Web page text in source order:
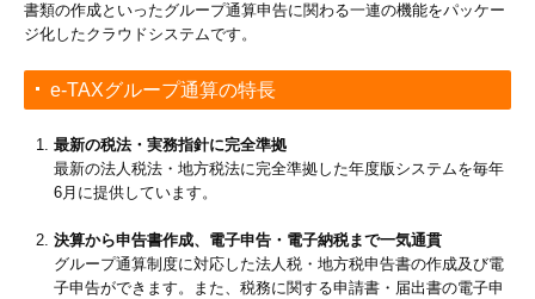
書類の作成といったグループ通算申告に関わる一連の機能をパッケー
ジ化したクラウドシステムです。
e-TAXグループ通算の特長
最新の税法・実務指針に完全準拠
最新の法人税法・地方税法に完全準拠した年度版システムを毎年
6月に提供しています。
決算から申告書作成、電子申告・電子納税まで一気通貫
グループ通算制度に対応した法人税・地方税申告書の作成及び電
子申告ができます。また、税務に関する申請書・届出書の電子申